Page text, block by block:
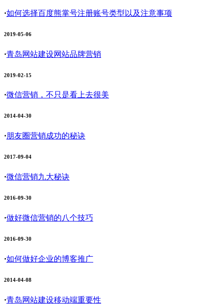
·如何选择百度熊掌号注册账号类型以及注意事项
2019-05-06
·青岛网站建设网站品牌营销
2019-02-15
·微信营销，不只是看上去很美
2014-04-30
·朋友圈营销成功的秘诀
2017-09-04
·微信营销九大秘诀
2016-09-30
·做好微信营销的八个技巧
2016-09-30
·如何做好企业的博客推广
2014-04-08
·青岛网站建设移动端重要性